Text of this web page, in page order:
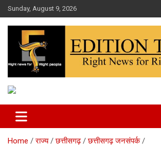
Skip
to
content
Sunday, August 9, 2026
Edition Today
Home राज्य छत्तीसगढ़
छत्तीसगढ़ जनसंपर्क